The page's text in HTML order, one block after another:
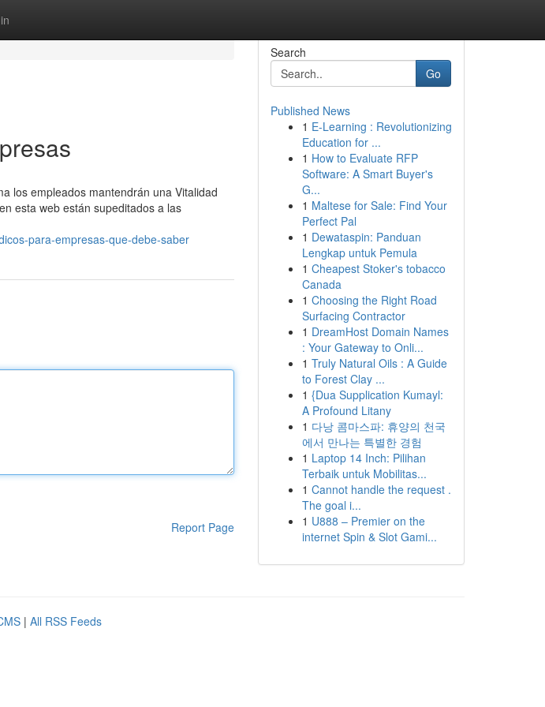
los empleados mantendrán una Vitalidad
esta web están supeditados a las
para-empresas-que-debe-saber
Report Page
Search
Go
Published News
1 E-Learning : Revolutionizing
Education for ...
1 How to Evaluate RFP
Software: A Smart Buyer's
G...
1 Maltese for Sale: Find Your
Perfect Pal
1 Dewataspin: Panduan
Lengkap untuk Pemula
1 Cheapest Stoker's tobacco
Canada
1 Choosing the Right Road
Surfacing Contractor
1 DreamHost Domain Names
: Your Gateway to Onli...
1 Truly Natural Oils : A Guide
to Forest Clay ...
1 {Dua Supplication Kumayl:
A Profound Litany
1 다낭 콤마스파: 휴양의 천국
에서 만나는 특별한 경험
1 Laptop 14 Inch: Pilihan
Terbaik untuk Mobilitas...
1 Cannot handle the request .
The goal i...
1 U888 – Premier on the
internet Spin & Slot Gami...
| All RSS Feeds